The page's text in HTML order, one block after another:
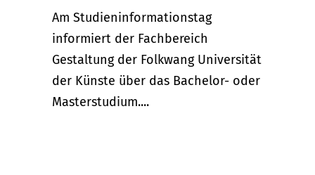
Am Studieninformationstag
informiert der Fachbereich
Gestaltung der Folkwang Universität
der Künste über das Bachelor- oder
Masterstudium....